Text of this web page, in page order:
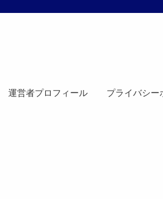
運営者プロフィール プライバシー